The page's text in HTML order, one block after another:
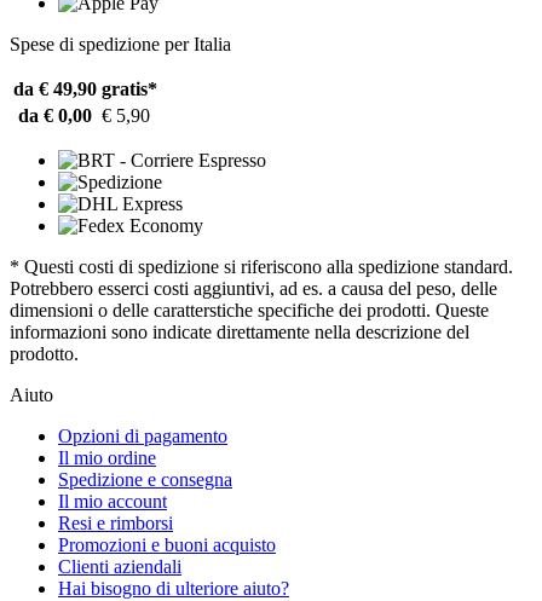
Spese di spedizione per Italia
da € 49,90 gratis*
da € 0,00 € 5,90
* Questi costi di spedizione si riferiscono alla spedizione standard.
Potrebbero esserci costi aggiuntivi, ad es. a causa del peso, delle
dimensioni o delle caratterstiche specifiche dei prodotti. Queste
informazioni sono indicate direttamente nella descrizione del
prodotto.
Aiuto
Opzioni di pagamento
Il mio ordine
Spedizione e consegna
Il mio account
Resi e rimborsi
Promozioni e buoni acquisto
Clienti aziendali
Hai bisogno di ulteriore aiuto?